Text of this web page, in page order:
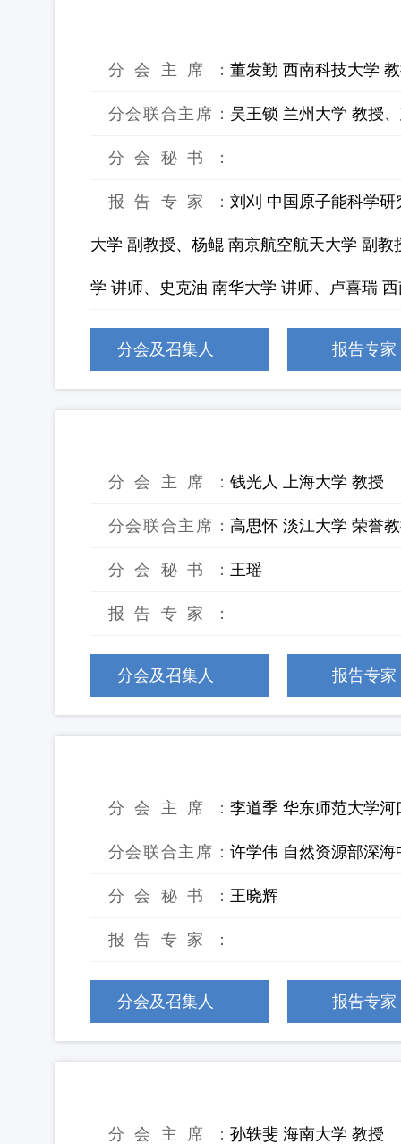
分会主席： 董发勤 西南科技大学
分会联合主席： 吴王锁 兰州大学 教授
分会秘书：
报告专家： 刘刈 中国原子能科学
大学 副教授、杨鲲 南京航空航天大学 副
学 讲师、史克油 南华大学 讲师、卢喜瑞
分会及召集人 报告专家
分会主席： 钱光人 上海大学 教授
分会联合主席： 高思怀 淡江大学 荣誉
分会秘书： 王瑶
报告专家：
分会及召集人 报告专家
分会主席： 李道季 华东师范大学
分会联合主席： 许学伟 自然资源部深
分会秘书： 王晓辉
报告专家：
分会及召集人 报告专家
分会主席： 孙轶斐 海南大学 教授